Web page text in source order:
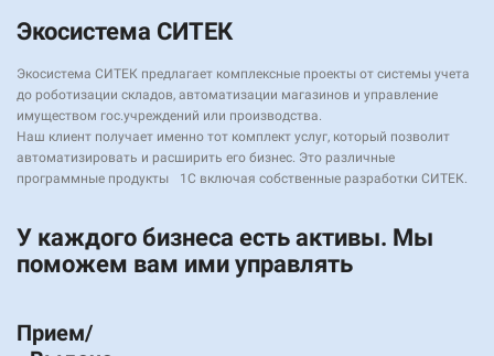
Экосистема СИТЕК
Экосистема СИТЕК предлагает комплексные проекты от системы учета
до роботизации складов, автоматизации магазинов и управление
имуществом гос.учреждений или производства.
Наш клиент получает именно тот комплект услуг, который позволит
автоматизировать и расширить его бизнес. Это различные
программные продукты 1С включая собственные разработки СИТЕК.
У каждого бизнеса есть активы. Мы
поможем вам ими управлять
Прием/